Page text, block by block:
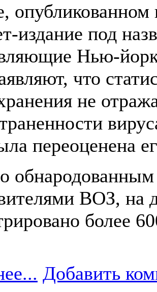
опубликованном
издание под
Нью-
что
не
переоценена
ВОЗ,
более
Добавить